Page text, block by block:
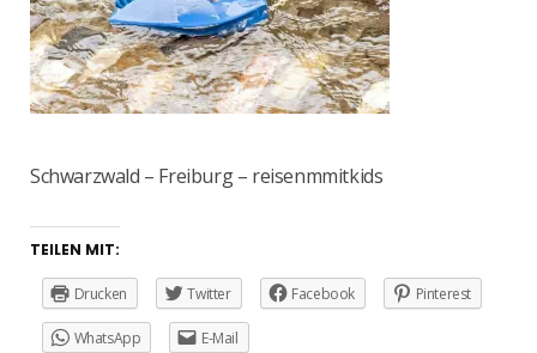
Schwarzwald – Freiburg – reisenmmitkids
TEILEN MIT:
Drucken Twitter Facebook Pinterest
WhatsApp E-Mail